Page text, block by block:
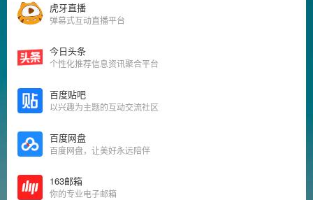
虎牙直播
弹幕式互动直播平台
今日头条
个性化推荐信息资讯聚合平台
百度贴吧
以兴趣为主题的互动交流社区
百度网盘
百度网盘，让美好永远陪伴
163邮箱
你的专业电子邮箱